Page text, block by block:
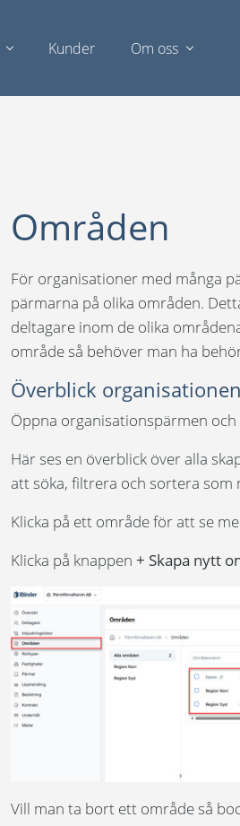
Kunder Om oss
Områden
För organisationer med många
pärmarna på olika områden.
deltagare inom de olika
område så behöver man ha
Överblick
Öppna organisationspärmen och
Här ses en överblick över alla
att söka, filtrera och sortera som
Klicka på ett område för att se
Klicka på knappen + Skapa nytt
Vill man ta bort ett område så